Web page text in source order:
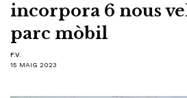
incorpora 6 nous
parc mòbil
F.V.
15 MAIG 2023